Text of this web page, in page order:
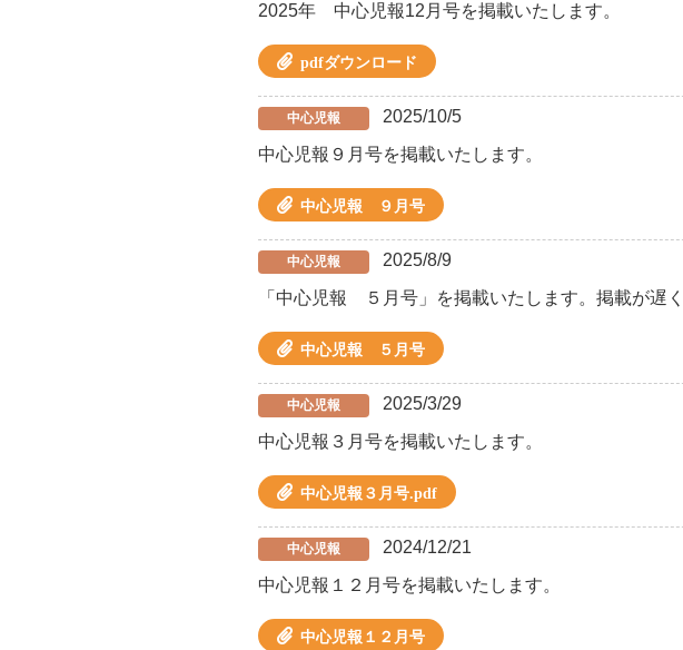
2025年 中心児報12月号を掲載いたします。
pdfダウンロード
中心児報
2025/10/5
中心児報９月号を掲載いたします。
中心児報 ９月号
中心児報
2025/8/9
「中心児報 ５月号」を掲載いたします。掲載が遅
中心児報 ５月号
中心児報
2025/3/29
中心児報３月号を掲載いたします。
中心児報３月号.pdf
中心児報
2024/12/21
中心児報１２月号を掲載いたします。
中心児報１２月号